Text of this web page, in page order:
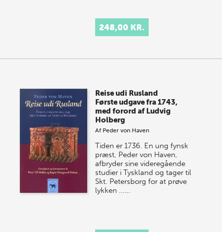
248,00 KR.
Reise udi Rusland
Første udgave fra 1743,
med forord af Ludvig
Holberg
Af Peder von Haven
Tiden er 1736. En ung fynsk
præst, Peder von Haven,
afbryder sine videregående
studier i Tyskland og tager til
Skt. Petersborg for at prøve
lykken ...…